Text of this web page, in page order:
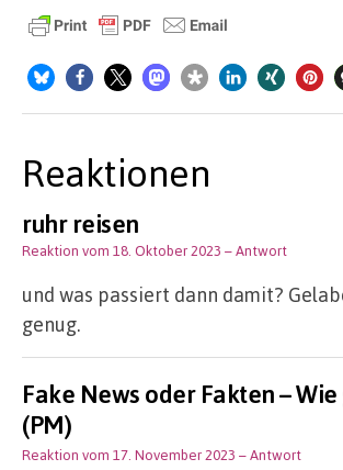
Reaktionen
ruhr reisen
Reaktion vom 18. Oktober 2023 – Antwort
und was passiert dann damit?
genug.
Fake News oder Fakten –
(PM)
Reaktion vom 17. November 2023 – Antwort